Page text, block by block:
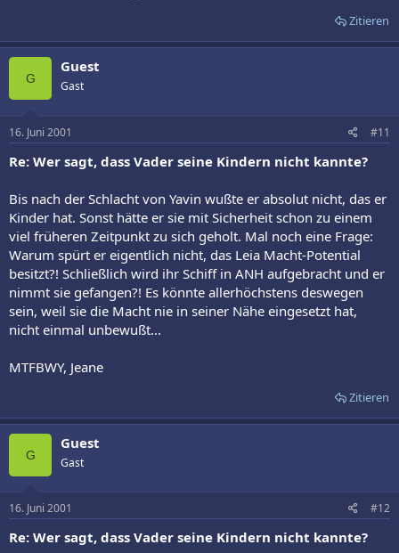
Zitieren
G
Guest
Gast
16. Juni 2001 #11
Re: Wer sagt, dass Vader seine Kindern nicht kannte?
Bis nach der Schlacht von Yavin wußte er absolut nicht, das er
Kinder hat. Sonst hätte er sie mit Sicherheit schon zu einem
viel früheren Zeitpunkt zu sich geholt. Mal noch eine Frage:
Warum spürt er eigentlich nicht, das Leia Macht-Potential
besitzt?! Schließlich wird ihr Schiff in ANH aufgebracht und er
nimmt sie gefangen?! Es könnte allerhöchstens deswegen
sein, weil sie die Macht nie in seiner Nähe eingesetzt hat,
nicht einmal unbewußt...
MTFBWY, Jeane
Zitieren
G
Guest
Gast
16. Juni 2001 #12
Re: Wer sagt, dass Vader seine Kindern nicht kannte?